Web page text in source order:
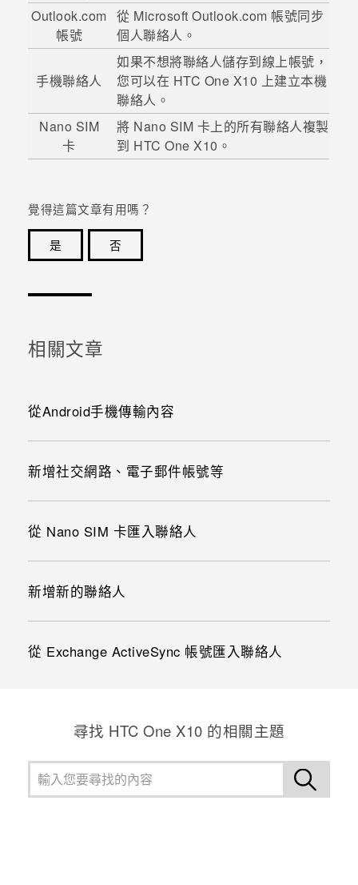
Outlook.com
帳號
從 Microsoft Outlook.com 帳號同步
個人聯絡人。
手機聯絡人
如果不想將聯絡人儲存到線上帳號，
您可以在 HTC One X10 上建立本機
聯絡人。
Nano SIM
卡
將 Nano SIM 卡上的所有聯絡人複製
到 HTC One X10 。
覺得這篇文章有用嗎？
是
否
相關文章
從Android手機傳輸內容
新增社交網路、電子郵件帳號等
從 Nano SIM 卡匯入聯絡人
新增新的聯絡人
從 Exchange ActiveSync 帳號匯入聯絡人
尋找 HTC One X10 的相關主題